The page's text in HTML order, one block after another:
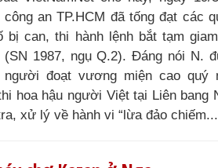
an TP.HCM đã tống đạt các
bị can, thi hành lệnh bắt tạm
(SN 1987, ngụ Q.2). Đáng nói N.
đoạt vương miện cao quý
hoa hậu người Việt tại Liên bang
xử lý về hành vi “lừa đảo chiếm...